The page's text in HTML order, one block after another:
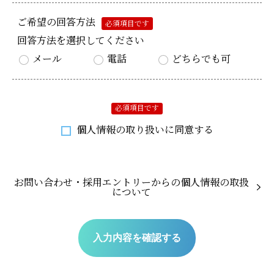
ご希望の回答方法 必須項目です
回答方法を選択してください
メール
電話 どちらでも可
必須項目です
個人情報の取り扱いに同意する
お問い合わせ・採用エントリーからの個人情報の取扱
について